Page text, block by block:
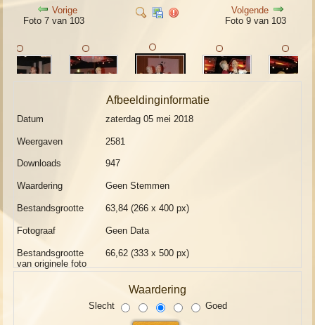
Vorige
Foto 7 van 103
Volgende
Foto 9 van 103
Afbeeldinginformatie
Datum zaterdag 05 mei 2018
Weergaven 2581
Downloads 947
Waardering Geen Stemmen
Bestandsgrootte 63,84 (266 x 400 px)
Fotograaf Geen Data
Bestandsgrootte
van originele foto
66,62 (333 x 500 px)
Waardering
Slecht Goed